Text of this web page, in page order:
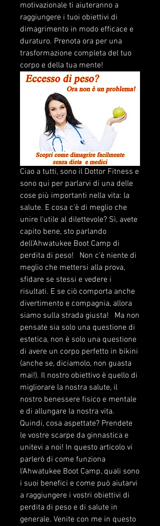
motivazionale ti aiuteranno a
raggiungere i tuoi obiettivi di
dimagrimento in modo efficace e
duraturo. Prenota ora per una
trasformazione completa del tuo
corpo e della tua mente!
Ciao a tutti, sono il Dottor Fitness e
sono qui per parlarvi di una delle
cose più importanti nella vita: la
salute. E cosa c'è di meglio che
unire l'utile al dilettevole? Sì, avete
capito bene, sto parlando
dell'Ahwatukee Boot Camp di
perdita di peso!   Non c'è niente di
meglio che mettersi alla prova,
sfidare se stessi e vedere i
risultati. E se ciò comporta anche
divertimento e compagnia, allora
siamo sulla strada giusta!   Ma non
pensate sia solo una questione di
estetica, non è solo una questione
di avere un corpo perfetto in bikini
(anche se, diciamolo, non guasta
mai!). Il nostro obiettivo è quello di
migliorare la nostra salute, il
nostro benessere fisico e mentale
e di allungare la nostra vita.
Quindi, cosa aspettate? Prendete
le vostre scarpe da ginnastica e
unitevi a noi! In questo articolo vi
parlerò di come funziona
l'Ahwatukee Boot Camp, quali sono
i suoi benefici e come può aiutarvi
a raggiungere i vostri obiettivi di
perdita di peso e di salute in
generale. Venite con me in questo